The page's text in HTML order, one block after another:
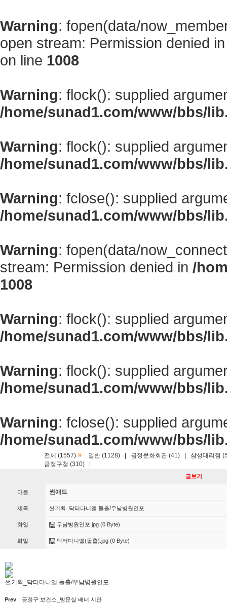
Warning: fopen(data/
open stream: Permission denied
on line 1008
Warning: flock(): supplied
/home/sunad1.com/www/bbs/
Warning: flock(): supplied
/home/sunad1.com/www/bbs/
Warning: fclose(): supplied
/home/sunad1.com/www/bbs/
Warning: fopen(data/
stream: Permission denied in /
1008
Warning: flock(): supplied
/home/sunad1.com/www/bbs/
Warning: flock(): supplied
/home/sunad1.com/www/bbs/
Warning: fclose(): supplied
/home/sunad1.com/www/bbs/
전체 (1557) » 일반 (1128) 금정문화회관 (41)
삼성대리점
금정구청 (310)
글보기
이름 썬애드
제목 썬기획_닥터다니엘 돌출/우남병원인포
화일 우남병원인포.jpg (0 Byte)
화일 닥터다니엘(돌출).jpg (0 Byte)
썬기획_닥터다니엘 돌출/우남병원인포
Prev 금정구 보건소_방문실 배너 시안